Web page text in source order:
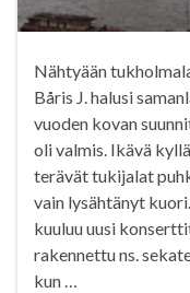
Nähtyään
Båris J. halusi
vuoden kovan
oli valmis. Ikävä
terävät tukijalat
vain lysähtänyt
kuuluu uusi
rakennettu ns.
kun …